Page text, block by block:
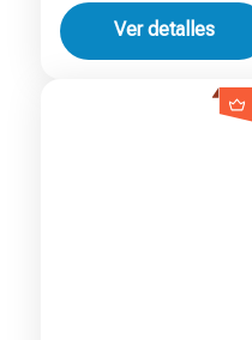
Ver detalles